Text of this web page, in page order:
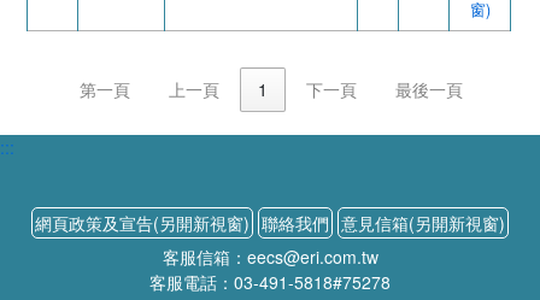
窗)
第一頁 上一頁 1 下一頁 最後一頁
:::
網頁政策及宣告(另開新視窗) 聯絡我們 意見信箱(另開新視窗)
客服信箱：eecs@eri.com.tw
客服電話：03-491-5818#75278